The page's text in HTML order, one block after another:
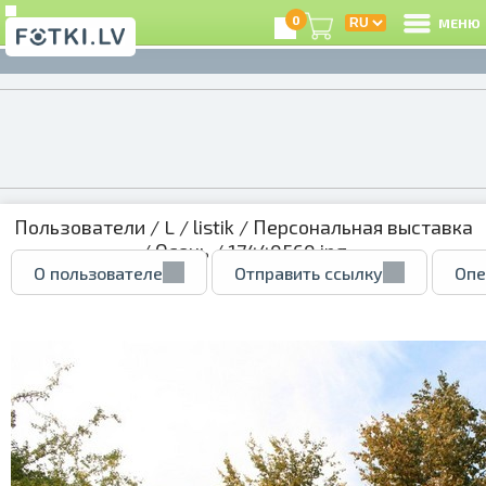
0 МЕНЮ
Пользователи / L/ listik / Персональная выставка
/Осень/ 17440560.jpg
О пользователе Отправить ссылку